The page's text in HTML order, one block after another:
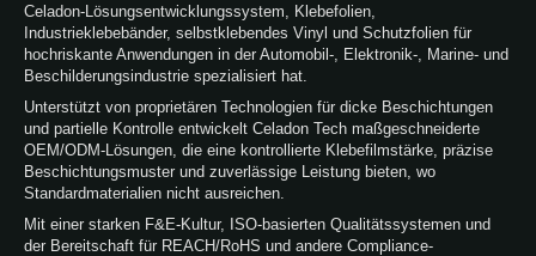
Celadon-Lösungsentwicklungssystem, Klebefolien,
Industrieklebebänder, selbstklebendes Vinyl und Schutzfolien für
hochriskante Anwendungen in der Automobil-, Elektronik-, Marine- und
Beschilderungsindustrie spezialisiert hat.
Unterstützt von proprietären Technologien für dicke Beschichtungen
und partielle Kontrolle entwickelt Celadon Tech maßgeschneiderte
OEM/ODM-Lösungen, die eine kontrollierte Klebefilmstärke, präzise
Beschichtungsmuster und zuverlässige Leistung bieten, wo
Standardmaterialien nicht ausreichen.
Mit einer starken F&E-Kultur, ISO-basierten Qualitätssystemen und
der Bereitschaft für REACH/RoHS und andere Compliance-